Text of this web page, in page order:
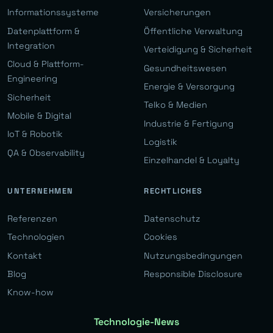
Informationssysteme
Datenplattform &
Integration
Cloud & Plattform-
Engineering
Sicherheit
Mobile & Digital
IoT & Robotik
QA & Observability
Versicherungen
Öffentliche Verwaltung
Verteidigung & Sicherheit
Gesundheitswesen
Energie & Versorgung
Telko & Medien
Industrie & Fertigung
Logistik
Einzelhandel & Loyalty
UNTERNEHMEN
Referenzen
Technologien
Kontakt
Blog
Know-how
RECHTLICHES
Datenschutz
Cookies
Nutzungsbedingungen
Responsible Disclosure
Technologie-News